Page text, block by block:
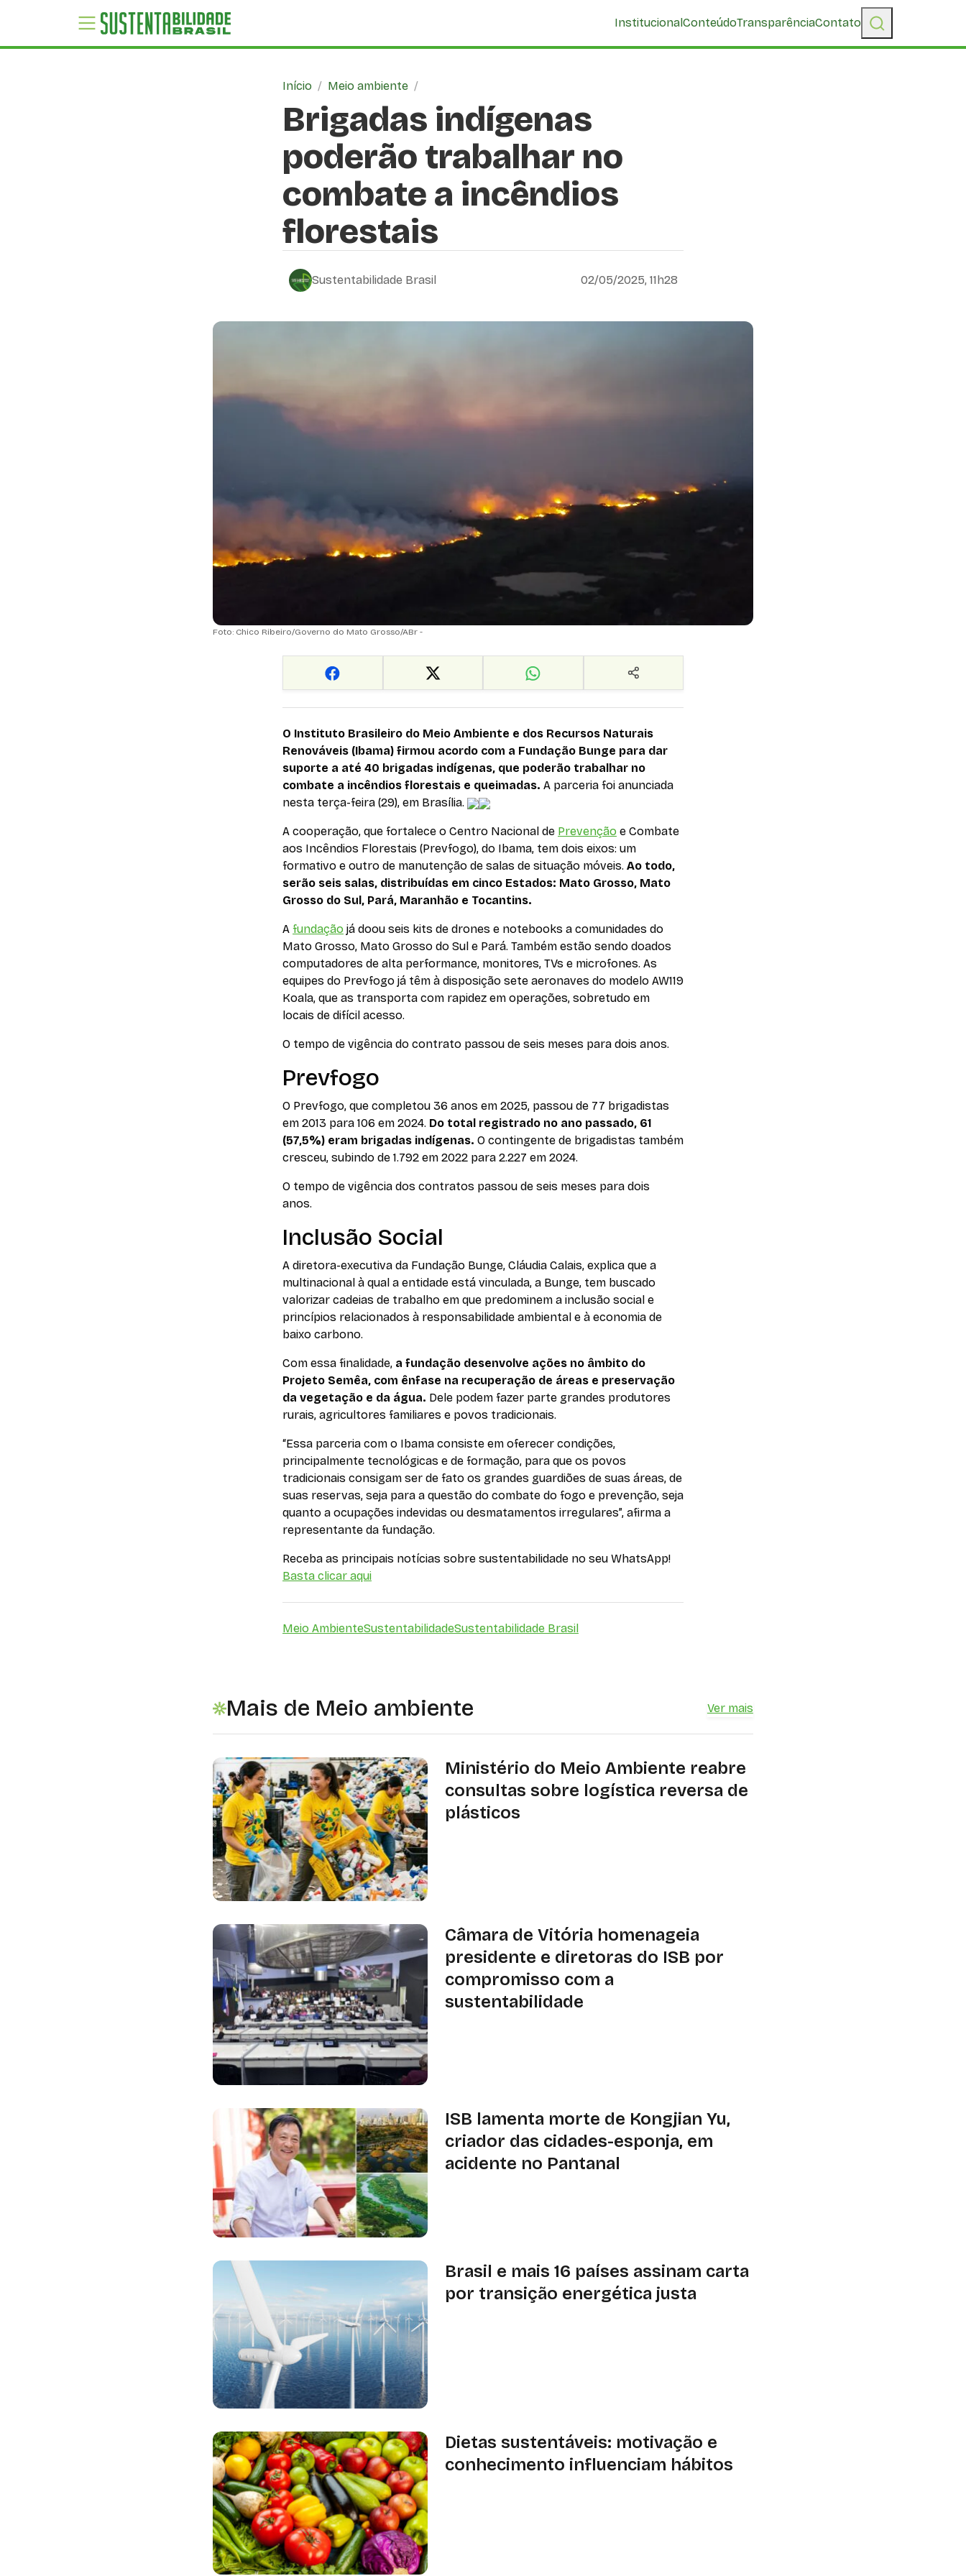
InstitucionalConteúdoTransparênciaContato
Início / Meio ambiente /
Brigadas indígenas
poderão trabalhar no
combate a incêndios
florestais
Sustentabilidade Brasil 02/05/2025, 11h28
Foto: Chico Ribeiro/Governo do Mato Grosso/ABr -
O Instituto Brasileiro do Meio Ambiente e dos Recursos Naturais
Renováveis (Ibama) firmou acordo com a Fundação Bunge para dar
suporte a até 40 brigadas indígenas, que poderão trabalhar no
combate a incêndios florestais e queimadas. A parceria foi anunciada
nesta terça-feira (29), em Brasília.
A cooperação, que fortalece o Centro Nacional de Prevenção e Combate
aos Incêndios Florestais (Prevfogo), do Ibama, tem dois eixos: um
formativo e outro de manutenção de salas de situação móveis. Ao todo,
serão seis salas, distribuídas em cinco Estados: Mato Grosso, Mato
Grosso do Sul, Pará, Maranhão e Tocantins.
A fundação já doou seis kits de drones e notebooks a comunidades do
Mato Grosso, Mato Grosso do Sul e Pará. Também estão sendo doados
computadores de alta performance, monitores, TVs e microfones. As
equipes do Prevfogo já têm à disposição sete aeronaves do modelo AW119
Koala, que as transporta com rapidez em operações, sobretudo em
locais de difícil acesso.
O tempo de vigência do contrato passou de seis meses para dois anos.
Prevfogo
O Prevfogo, que completou 36 anos em 2025, passou de 77 brigadistas
em 2013 para 106 em 2024. Do total registrado no ano passado, 61
(57,5%) eram brigadas indígenas. O contingente de brigadistas também
cresceu, subindo de 1.792 em 2022 para 2.227 em 2024.
O tempo de vigência dos contratos passou de seis meses para dois
anos.
Inclusão Social
A diretora-executiva da Fundação Bunge, Cláudia Calais, explica que a
multinacional à qual a entidade está vinculada, a Bunge, tem buscado
valorizar cadeias de trabalho em que predominem a inclusão social e
princípios relacionados à responsabilidade ambiental e à economia de
baixo carbono.
Com essa finalidade, a fundação desenvolve ações no âmbito do
Projeto Semêa, com ênfase na recuperação de áreas e preservação
da vegetação e da água. Dele podem fazer parte grandes produtores
rurais, agricultores familiares e povos tradicionais.
“Essa parceria com o Ibama consiste em oferecer condições,
principalmente tecnológicas e de formação, para que os povos
tradicionais consigam ser de fato os grandes guardiões de suas áreas, de
suas reservas, seja para a questão do combate do fogo e prevenção, seja
quanto a ocupações indevidas ou desmatamentos irregulares”, afirma a
representante da fundação.
Receba as principais notícias sobre sustentabilidade no seu WhatsApp!
Basta clicar aqui
Meio AmbienteSustentabilidadeSustentabilidade Brasil
Mais de Meio ambiente Ver mais
Ministério do Meio Ambiente reabre
consultas sobre logística reversa de
plásticos
Câmara de Vitória homenageia
presidente e diretoras do ISB por
compromisso com a
sustentabilidade
ISB lamenta morte de Kongjian Yu,
criador das cidades-esponja, em
acidente no Pantanal
Brasil e mais 16 países assinam carta
por transição energética justa
Dietas sustentáveis: motivação e
conhecimento influenciam hábitos